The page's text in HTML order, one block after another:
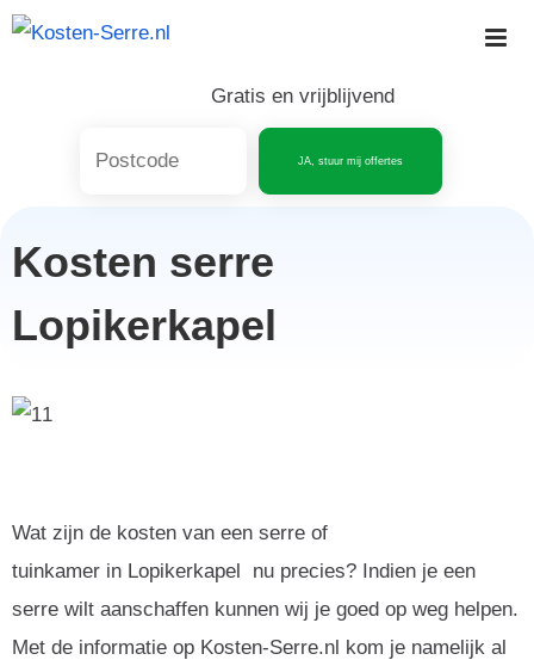
Skip
Gratis en vrijblijvend
JA, stuur mij offertes
Kosten serre
Lopikerkapel
Wat zijn de kosten van een serre of
tuinkamer in Lopikerkapel nu precies? Indien je een
serre wilt aanschaffen kunnen wij je goed op weg helpen.
Met de informatie op Kosten-Serre.nl kom je namelijk al